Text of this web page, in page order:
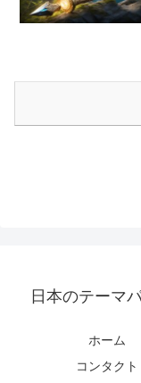
日本のテーマ
ホーム
コンタクト